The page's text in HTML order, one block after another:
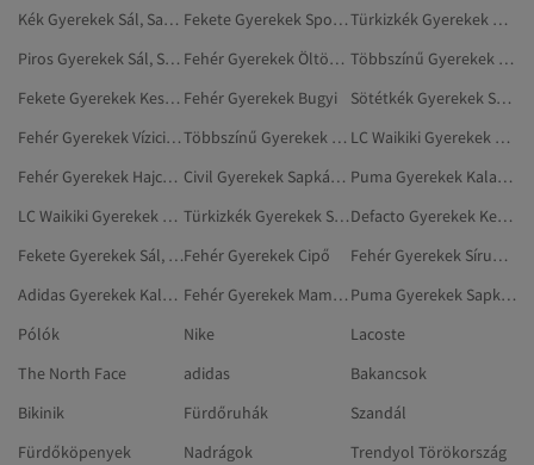
Kék Gyerekek Sál, Sapka És Kesztyű Szett
Fekete Gyerekek Sportsapkák
Türkizkék Gyerekek Kalapok, Sapkák És Kesztyűk
Piros Gyerekek Sál, Sapka És Kesztyű Szett
Fehér Gyerekek Öltönyök
Többszínű Gyerekek Kalapok, Sapkák És Kesztyűk
Fekete Gyerekek Kesztyű Fehér Gyerekek Bugyi
Sötétkék Gyerekek Sapkák
Fehér Gyerekek Vízicipő
Többszínű Gyerekek Sapkák
LC Waikiki Gyerekek Sapkák, Kalapok
Fehér Gyerekek Hajcsatok
Civil Gyerekek Sapkák, Kalapok
Puma Gyerekek Kalapok, Sapkák És Kesztyűk
LC Waikiki Gyerekek Kalapok, Sapkák És Kesztyűk
Türkizkék Gyerekek Sapkák
Defacto Gyerekek Kesztyű
Fekete Gyerekek Sál, Sapka És Kesztyű SzettFehér Gyerekek Cipő
Fehér Gyerekek Síruhák
Adidas Gyerekek Kalapok, Sapkák És Kesztyűk
Fehér Gyerekek Mamuszok
Puma Gyerekek Sapkák, Kalapok
Pólók
Nike
Lacoste
The North Face
adidas
Bakancsok
Bikinik
Fürdőruhák
Szandál
Fürdőköpenyek
Nadrágok
Trendyol Törökország